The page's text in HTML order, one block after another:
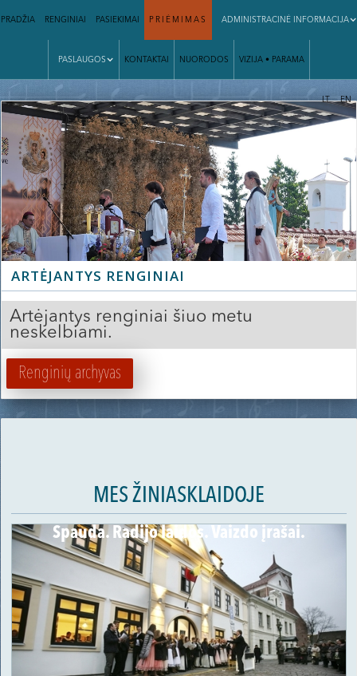
PRADŽIA RENGINIAI PASIEKIMAI PRIĖMIMAS ADMINISTRACINĖ INFORMACIJA
PASLAUGOS KONTAKTAI NUORODOS VIZIJA • PARAMA
| LT EN
Slide 2 of 3.
ARTĖJANTYS RENGINIAI
Artėjantys renginiai šiuo metu
neskelbiami.
Renginių archyvas
MES ŽINIASKLAIDOJE
Spauda. Radijo laidos. Vaizdo įrašai.